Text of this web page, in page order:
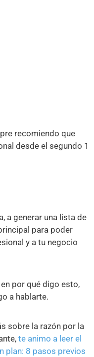
recomiendo que
desde el segundo 1
a generar una lista de
para poder
y a tu negocio
por qué digo esto,
a hablarte.
sobre la razón por la
te animo a leer el
plan: 8 pasos previos